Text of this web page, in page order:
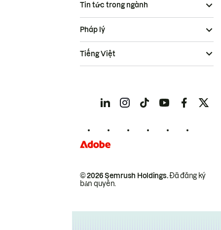
Tin tức trong ngành
© 2026 Semrush Holdings.Đã đăng ký
bản quyền.
Pháp lý
Tiếng Việt